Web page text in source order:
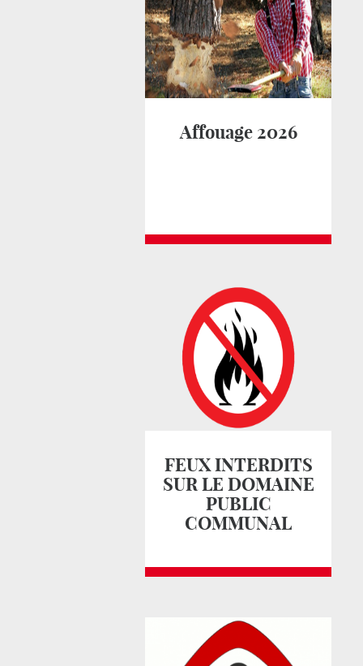
Affouage 2026
FEUX INTERDITS
SUR LE DOMAINE
PUBLIC
COMMUNAL